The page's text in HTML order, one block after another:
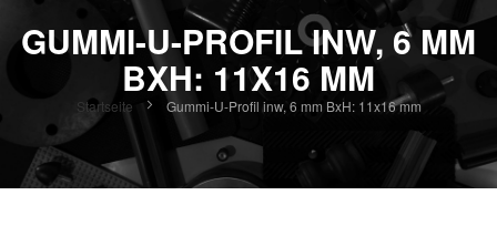
GUMMI-U-PROFIL INW, 6 MM
BXH: 11X16 MM
Startseite Gummi-U-Profil inw, 6 mm BxH: 11x16 mm